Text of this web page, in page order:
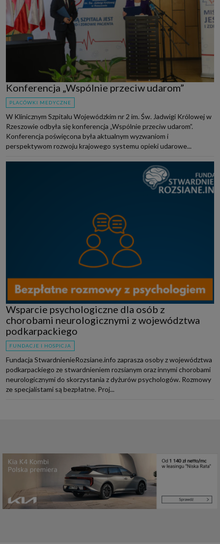
Konferencja „Wspólnie przeciw udarom”
PLACÓWKI MEDYCZNE
W Klinicznym Szpitalu Wojewódzkim nr 2 im. Św. Jadwigi Królowej w
Rzeszowie odbyła się konferencja „Wspólnie przeciw udarom”.
Konferencja poświęcona była aktualnym wyzwaniom i
perspektywom rozwoju krajowego systemu opieki udarowe...
Wsparcie psychologiczne dla osób z
chorobami neurologicznymi z województwa
podkarpackiego
FUNDACJE I HOSPICJA
Fundacja StwardnienieRozsiane.info zaprasza osoby z województwa
podkarpackiego ze stwardnieniem rozsianym oraz innymi chorobami
neurologicznymi do skorzystania z dyżurów psychologów. Rozmowy
ze specjalistami są bezpłatne. Proj...